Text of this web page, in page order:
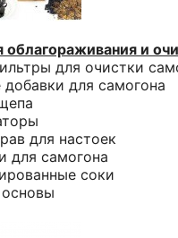
и
для очистки
добавки для самогона
для настоек
для самогона
соки